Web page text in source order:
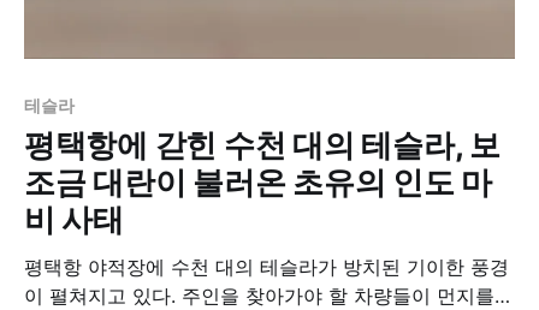
테슬라
평택항에 갇힌 수천 대의 테슬라, 보
조금 대란이 불러온 초유의 인도 마
비 사태
평택항 야적장에 수천 대의 테슬라가 방치된 기이한 풍경
이 펼쳐지고 있다. 주인을 찾아가야 할 차량들이 먼지를